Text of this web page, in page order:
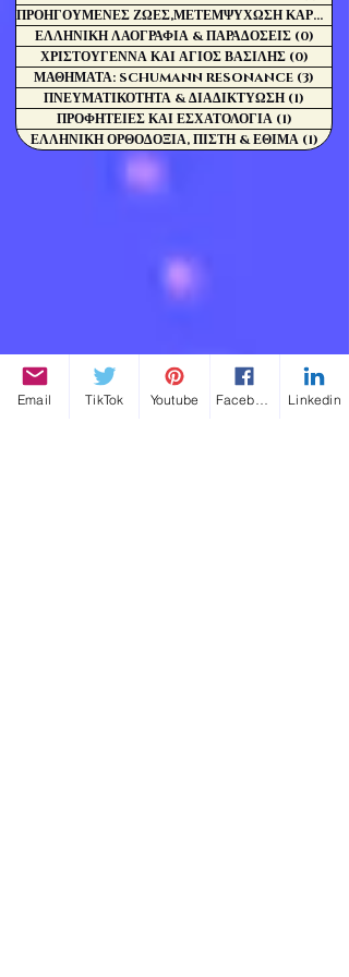
ΠΡΟΗΓΟΥΜΕΝΕΣ ΖΩΕΣ,ΜΕΤΕΜΨΥΧΩΣΗ ΚΑΡΜΑ
ΕΛΛΗΝΙΚΗ ΛΑΟΓΡΑΦΙΑ & ΠΑΡΑΔΟΣΕΙΣ (0)
ΧΡΙΣΤΟΥΓΕΝΝΑ ΚΑΙ ΑΓΙΟΣ ΒΑΣΙΛΗΣ (0)
ΜΑΘΗΜΑΤΑ: SCHUMANN RESONANCE (3)
ΠΝΕΥΜΑΤΙΚΟΤΗΤΑ & ΔΙΑΔΙΚΤΥΩΣΗ (1)
ΠΡΟΦΗΤΕΙΕΣ ΚΑΙ ΕΣΧΑΤΟΛΟΓΙΑ (1)
ΕΛΛΗΝΙΚΗ ΟΡΘΟΔΟΞΙΑ, ΠΙΣΤΗ & ΕΘΙΜΑ (1) 1
Email TikTok Youtube Linkedin